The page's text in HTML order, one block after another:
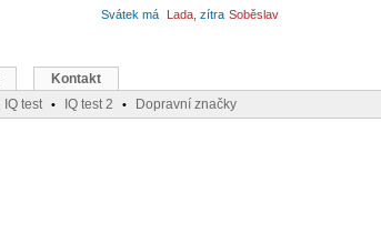
Svátek má Lada , zítra Soběslav
Kontakt
IQ test • IQ test 2 • Dopravní značky